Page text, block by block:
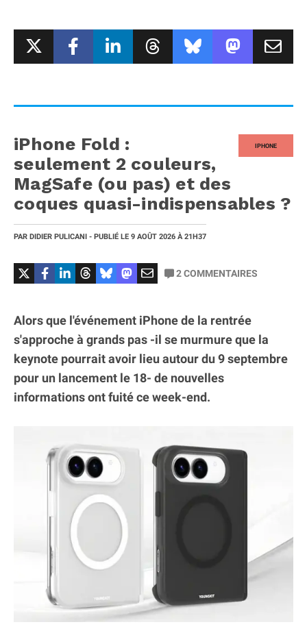
IPHONE
iPhone Fold :
seulement 2 couleurs,
MagSafe (ou pas) et des
coques quasi-indispensables ?
PAR DIDIER PULICANI - PUBLIÉ LE 9 AOÛT 2026 À 21H37
2COMMENTAIRES
Alors que l'événement iPhone de la rentrée
s'approche à grands pas -il se murmure que la
keynote pourrait avoir lieu autour du 9 septembre
pour un lancement le 18- de nouvelles
informations ont fuité ce week-end.